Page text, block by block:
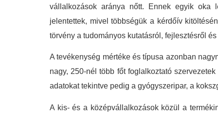
vállalkozások aránya nőtt. Ennek egyik oka
jelentettek, mivel többségük a kérdőív
törvény a tudományos kutatásról, fejlesztésről
A tevékenység mértéke és típusa azonban
nagy, 250-nél több főt foglalkoztató
adatokat tekintve pedig a gyógyszeripar, a
A kis- és a középvállalkozások közül a